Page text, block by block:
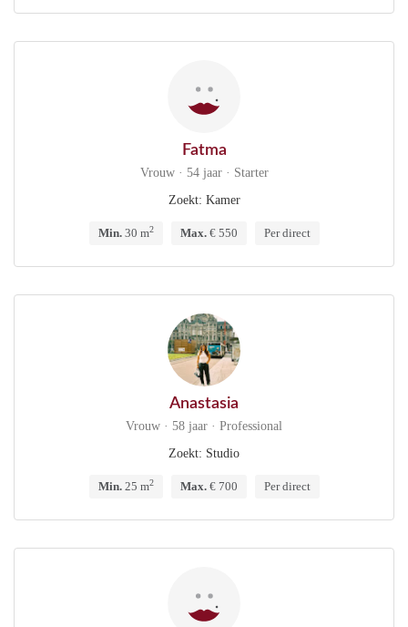
Fatma
Vrouw · 54 jaar · Starter
Zoekt: Kamer
Min.30 m2 Max.€ 550 Per direct
Anastasia
Vrouw · 58 jaar · Professional
Zoekt: Studio
Min.25 m2 Max.€ 700 Per direct